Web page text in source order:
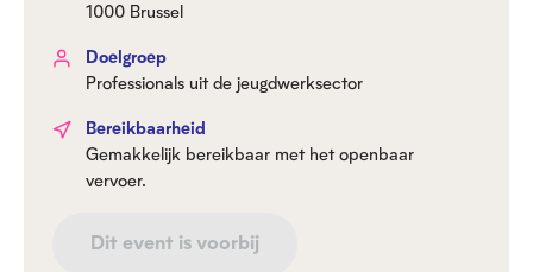
1000 Brussel
Doelgroep
Professionals uit de jeugdwerksector
Bereikbaarheid
Gemakkelijk bereikbaar met het openbaar
vervoer.
Dit event is voorbij